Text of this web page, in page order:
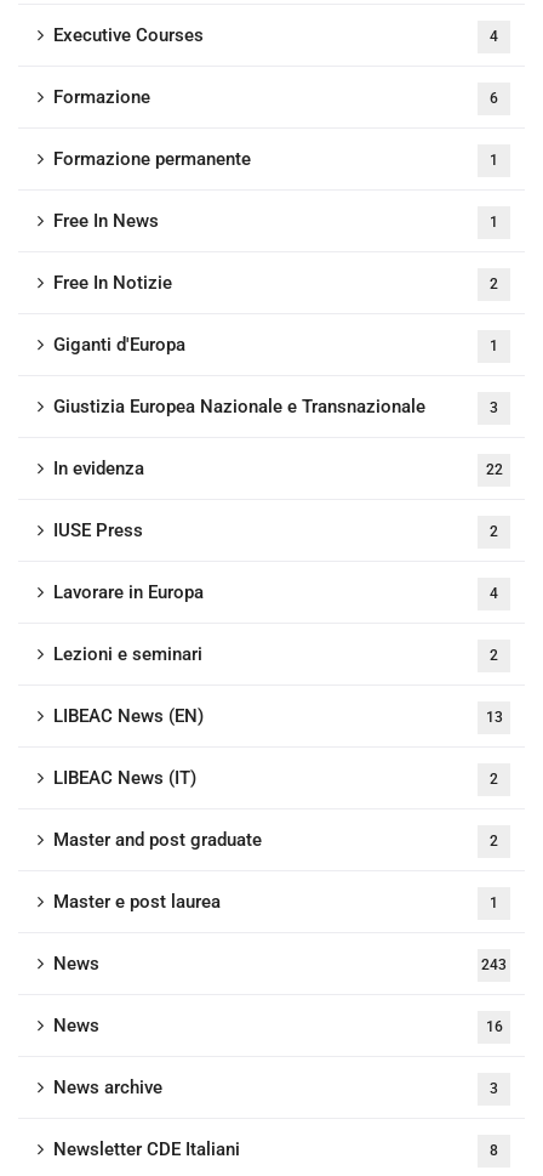
Executive Courses 4
Formazione 6
Formazione permanente 1
Free In News 1
Free In Notizie 2
Giganti d'Europa 1
Giustizia Europea Nazionale e Transnazionale 3
In evidenza 22
IUSE Press 2
Lavorare in Europa 4
Lezioni e seminari 2
LIBEAC News (EN) 13
LIBEAC News (IT) 2
Master and post graduate 2
Master e post laurea 1
News 243
News 16
News archive 3
Newsletter CDE Italiani 8